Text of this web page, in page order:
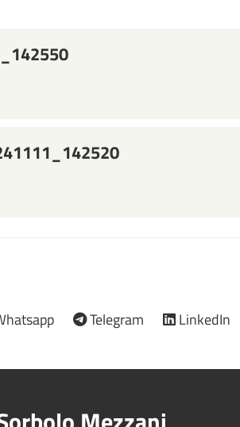
Telegram LinkedIn